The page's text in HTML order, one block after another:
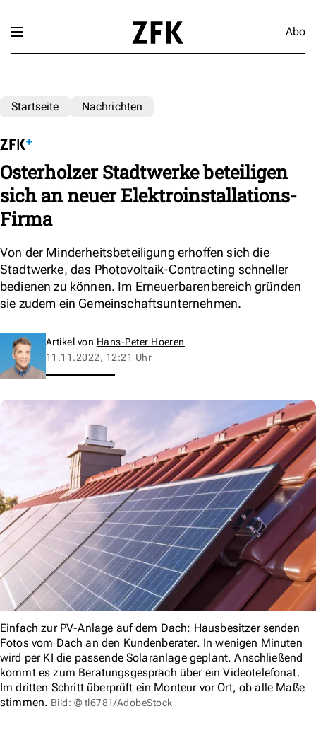
Abo
Startseite Nachrichten
Osterholzer Stadtwerke beteiligen
sich an neuer Elektroinstallations-
Firma
Von der Minderheitsbeteiligung erhoffen sich die
Stadtwerke, das Photovoltaik-Contracting schneller
bedienen zu können. Im Erneuerbarenbereich gründen
sie zudem ein Gemeinschaftsunternehmen.
Artikel von Hans-Peter Hoeren
11.11.2022, 12:21 Uhr
Einfach zur PV-Anlage auf dem Dach: Hausbesitzer senden
Fotos vom Dach an den Kundenberater. In wenigen Minuten
wird per KI die passende Solaranlage geplant. Anschließend
kommt es zum Beratungsgespräch über ein Videotelefonat.
Im dritten Schritt überprüft ein Monteur vor Ort, ob alle Maße
stimmen. Bild: © tl6781/AdobeStock